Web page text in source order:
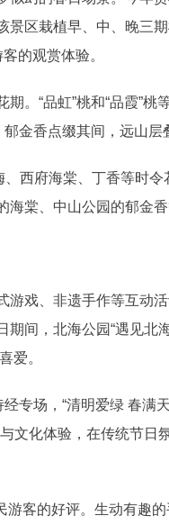
景区栽植早、中、晚三
的观赏体验。
“品虹”桃和“品霞”桃
金香点缀其间，远山层
府海棠、丁香等时令
棠、中山公园的郁金香
戏、非遗手作等互动活
间，北海公园“遇见北
爱。
场，“清明爱绿 春满天
文化体验，在传统节日
客的好评。生动有趣的